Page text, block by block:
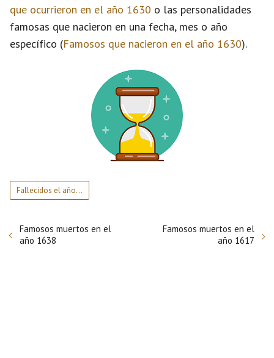
que ocurrieron en el año 1630 o las personalidades
famosas que nacieron en una fecha, mes o año
específico (Famosos que nacieron en el año 1630).
Fallecidos el año…
Famosos muertos en el
año 1638
Famosos muertos en el
año 1617